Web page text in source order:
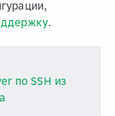
.
по SSH из